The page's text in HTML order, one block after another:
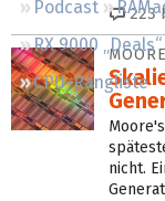
Podcast
RX 9000 „Deals“
CPU-Rangliste
223
nicht.